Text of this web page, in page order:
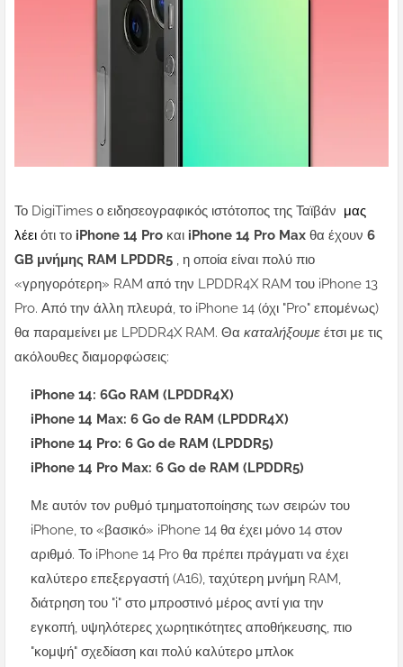
Το DigiTimes ο ειδησεογραφικός ιστότοπος της Ταϊβάν μας
λέει ότι το iPhone 14 Pro και iPhone 14 Pro Max θα έχουν 6
GB μνήμης RAM LPDDR5 , η οποία είναι πολύ πιο
«γρηγορότερη» RAM από την LPDDR4X RAM του iPhone 13
Pro. Από την άλλη πλευρά, το iPhone 14 (όχι "Pro" επομένως)
θα παραμείνει με LPDDR4X RAM. Θα καταλήξουμε έτσι με τις
ακόλουθες διαμορφώσεις:
iPhone 14: 6Go RAM (LPDDR4X)
iPhone 14 Max: 6 Go de RAM (LPDDR4X)
iPhone 14 Pro: 6 Go de RAM (LPDDR5)
iPhone 14 Pro Max: 6 Go de RAM (LPDDR5)
Με αυτόν τον ρυθμό τμηματοποίησης των σειρών του
iPhone, το «βασικό» iPhone 14 θα έχει μόνο 14 στον
αριθμό. Το iPhone 14 Pro θα πρέπει πράγματι να έχει
καλύτερο επεξεργαστή (A16), ταχύτερη μνήμη RAM,
διάτρηση του "i" στο μπροστινό μέρος αντί για την
εγκοπή, υψηλότερες χωρητικότητες αποθήκευσης, πιο
"κομψή" σχεδίαση και πολύ καλύτερο μπλοκ